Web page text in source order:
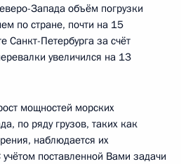
Запада объём погрузки
по стране, почти на 15
Санкт-Петербурга за счёт
увеличился на 13
мощностей морских
по ряду грузов, таких как
наблюдается их
поставленной Вами задачи